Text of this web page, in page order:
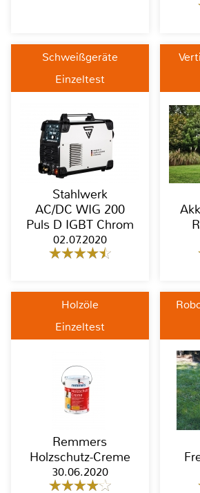
Schweißgeräte
Einzeltest
Stahlwerk
AC/DC WIG 200
Puls D IGBT Chrom
02.07.2020
Holzöle
Einzeltest
Remmers
Holzschutz-Creme
30.06.2020